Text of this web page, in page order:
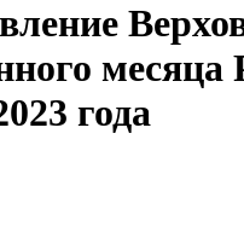
месяца
года